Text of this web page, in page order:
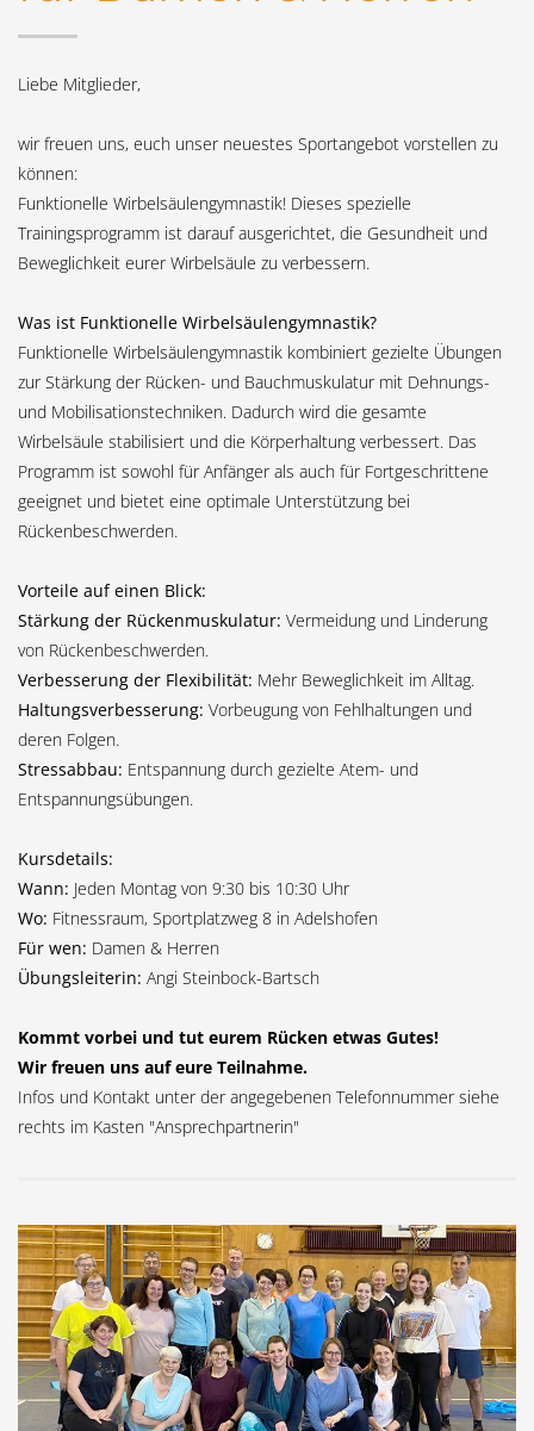
SHOWROOM HOURS
Mon-Fri 9:00AM - 6:00AM
Sat - 9:00AM-5:00PM
Liebe Mitglieder,
wir freuen uns, euch unser neuestes Sportangebot vorstellen zu
können:
Funktionelle Wirbelsäulengymnastik! Dieses spezielle
Trainingsprogramm ist darauf ausgerichtet, die Gesundheit und
Beweglichkeit eurer Wirbelsäule zu verbessern.
Was ist Funktionelle Wirbelsäulengymnastik?
Funktionelle Wirbelsäulengymnastik kombiniert gezielte Übungen
zur Stärkung der Rücken- und Bauchmuskulatur mit Dehnungs-
und Mobilisationstechniken. Dadurch wird die gesamte
Wirbelsäule stabilisiert und die Körperhaltung verbessert. Das
Programm ist sowohl für Anfänger als auch für Fortgeschrittene
geeignet und bietet eine optimale Unterstützung bei
Rückenbeschwerden.
Vorteile auf einen Blick:
Stärkung der Rückenmuskulatur: Vermeidung und Linderung
von Rückenbeschwerden.
Verbesserung der Flexibilität: Mehr Beweglichkeit im Alltag.
Haltungsverbesserung: Vorbeugung von Fehlhaltungen und
deren Folgen.
Stressabbau: Entspannung durch gezielte Atem- und
Entspannungsübungen.
Kursdetails:
Wann: Jeden Montag von 9:30 bis 10:30 Uhr
Wo: Fitnessraum, Sportplatzweg 8 in Adelshofen
Für wen: Damen & Herren
Übungsleiterin: Angi Steinbock-Bartsch
Kommt vorbei und tut eurem Rücken etwas Gutes!
Wir freuen uns auf eure Teilnahme.
Infos und Kontakt unter der angegebenen Telefonnummer siehe
rechts im Kasten "Ansprechpartnerin"